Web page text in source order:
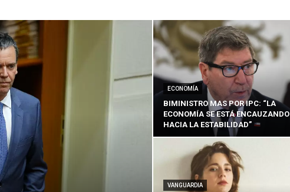
Nación
ECONOMÍA
BIMINISTRO MAS POR IPC: “LA
ECONOMÍA SE ESTÁ ENCAUZANDO
HACIA LA ESTABILIDAD”
VANGUARDIA